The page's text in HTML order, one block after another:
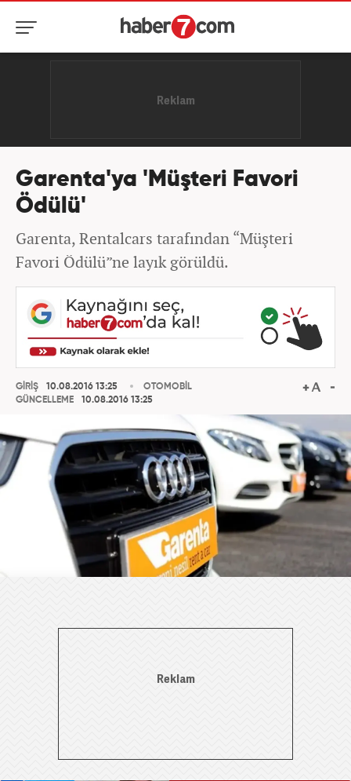
Garenta'ya 'Müşteri Favori
Ödülü'
Garenta, Rentalcars tarafından “Müşteri
Favori Ödülü”ne layık görüldü.
GİRİŞ
10.08.2016 13:25
GÜNCELLEME
10.08.2016 13:25
OTOMOBİL